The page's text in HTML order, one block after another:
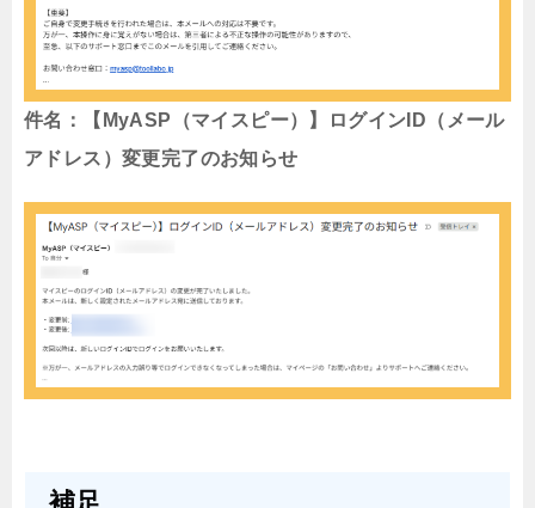
件名：【MyASP（マイスピー）】ログインID（メール
アドレス）変更完了のお知らせ